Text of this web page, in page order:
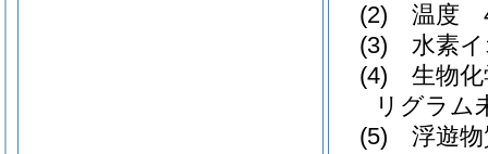
(2)
温度
(3)
水素
(4)
生物
リグラム
(5)
浮遊